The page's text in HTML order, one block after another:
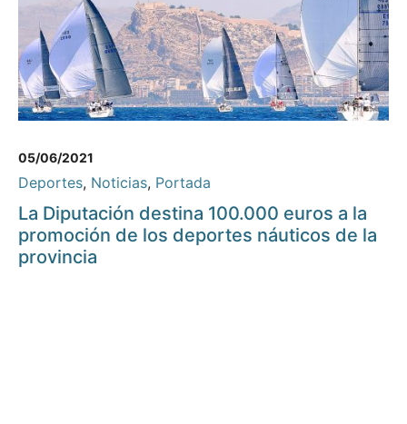
05/06/2021
Deportes, Noticias, Portada
La Diputación destina 100.000 euros a la
promoción de los deportes náuticos de la
provincia